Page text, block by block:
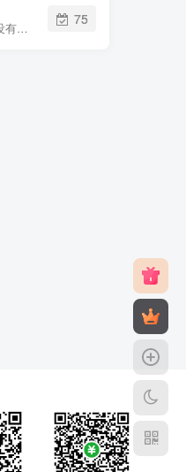
这家伙很懒，什么都没有写...
75